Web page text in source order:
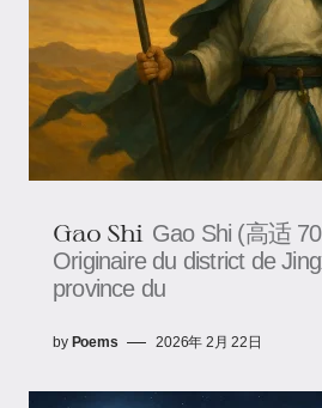
Gao Shi Gao Shi (高适
Originaire du district de
province du
by Poems 2026年 2月 22日